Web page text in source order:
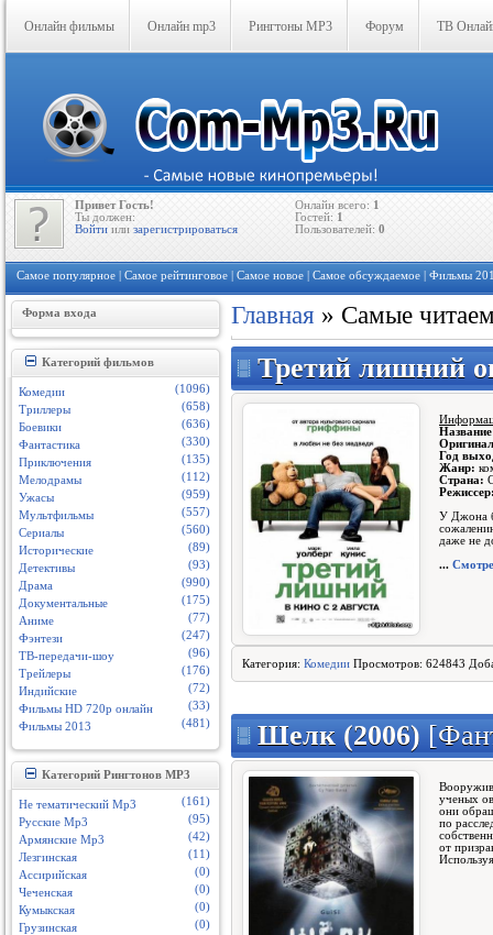
Онлайн фильмы Онлайн mp3 Рингтоны MP3 Форум ТВ
Привет Гость!
Ты должен:
Войти или зарегистрироваться
Онлайн всего: 1
Гостей: 1
Пользователей: 0
Самое популярное Самое рейтинговое Самое новое Самое обсуждаемое | Фильмы
Форма входа
Категорий фильмов
Комедии
(1096)
Триллеры
(658)
Боевики
(636)
Фантастика
(330)
Приключения
(135)
Мелодрамы
(112)
Ужасы
(959)
Мультфильмы
(557)
Сериалы
(560)
Исторические
(89)
Детективы
(93)
Драма
(990)
Документальные
(175)
Аниме
(77)
Фэнтези
(247)
ТВ-передачи-шоу
(96)
Трейлеры
(176)
Индийские
(72)
Фильмы HD 720p онлайн
(33)
Фильмы 2013
(481)
Категорий Рингтонов MP3
Не тематический Mp3
(161)
Русские Mp3
(95)
Армянские Mp3
(42)
Лезгинская
(11)
Ассирийская
(0)
Чеченская
(0)
Кумыкская
(0)
Грузинская
(0)
Главная » Самые
Третий лишний
Год
Жанр:
Страна:
У Джона
даже не
...
Категория: Комедии Просмотров: 624843
Шелк (2006)
ученых
они
по
от